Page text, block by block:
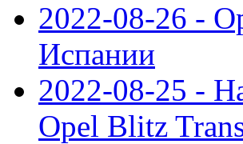
2022-08-26 -
Испании
2022-08-25 -
Opel Blitz